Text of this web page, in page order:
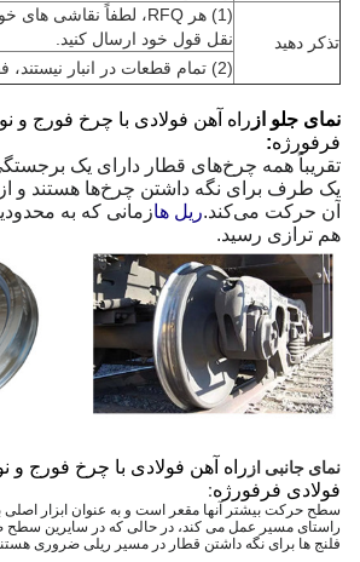
تذکر دهید
(1) هر RFQ،
نقل قول خود ارسال کنید.
(2) تمام قطعات در انبار نیستند،
نمای جلو از راه آهن فولادی با چرخ فورج و
فرفورژه:
تقریباً همه چرخ‌های قطار دارای یک
یک طرف برای نگه داشتن چرخ‌ها هستند و
آن حرکت می‌کند.ریل هازمانی که به
هم ترازی رسید.
نمای جانبی از راه آهن فولادی با چرخ فورج و
فولادی فرفورژه:
سطح حرکت بیشتر آنها مقعر است و به عنوان ابزار
راستای مسیر عمل می کند، در حالی که در سایرین
فلنج ها برای نگه داشتن قطار در مسیر ریلی ضروری